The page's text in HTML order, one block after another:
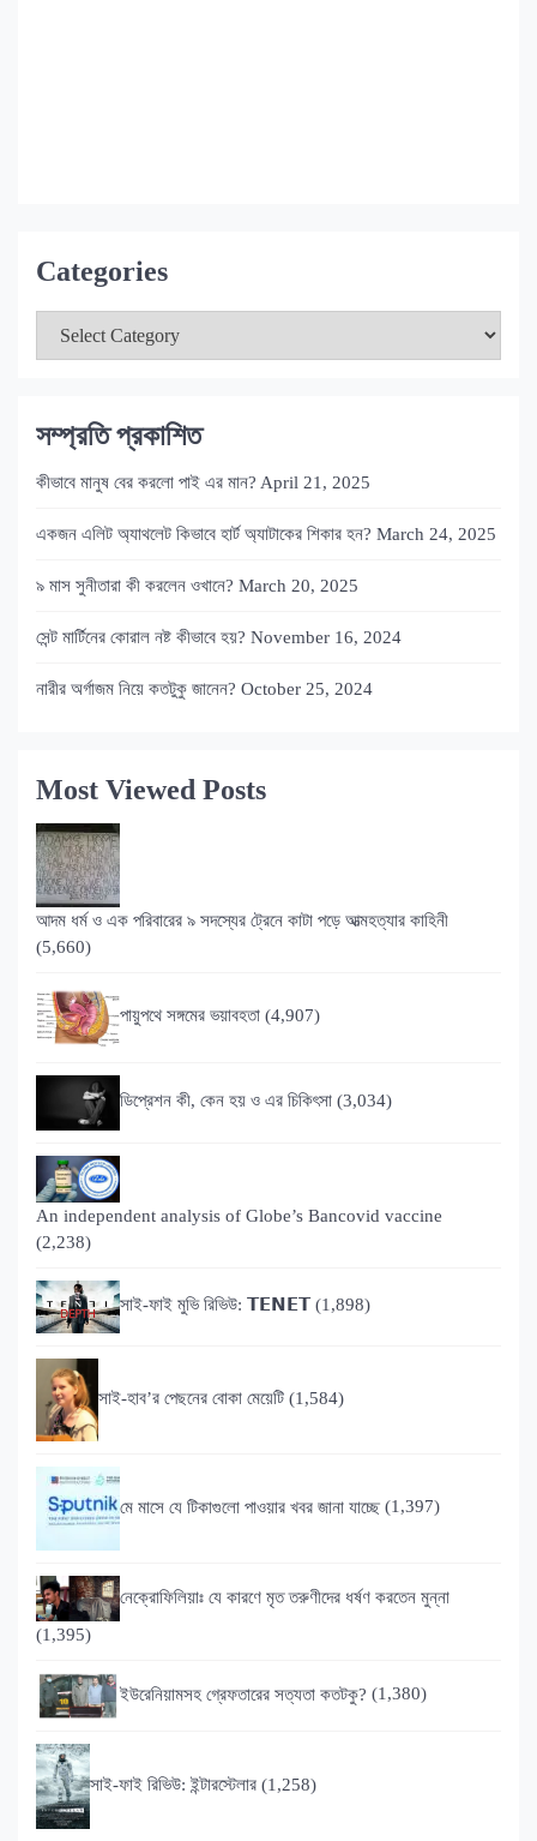
Categories
সম্প্রতি প্রকাশিত
কীভাবে মানুষ বের করলো পাই এর মান? April 21, 2025
একজন এলিট অ্যাথলেট কিভাবে হার্ট অ্যাটাকের শিকার হন? March 24, 2025
৯ মাস সুনীতারা কী করলেন ওখানে? March 20, 2025
সেন্ট মার্টিনের কোরাল নষ্ট কীভাবে হয়? November 16, 2024
নারীর অর্গাজম নিয়ে কতটুকু জানেন? October 25, 2024
Most Viewed Posts
আদম ধর্ম ও এক পরিবারের ৯ সদস্যের ট্রেনে কাটা পড়ে আত্মহত্যার কাহিনী
(5,660)
পায়ুপথে সঙ্গমের ভয়াবহতা (4,907)
ডিপ্রেশন কী, কেন হয় ও এর চিকিৎসা (3,034)
An independent analysis of Globe’s Bancovid vaccine
(2,238)
সাই-ফাই মুভি রিভিউ: 𝗧𝗘𝗡𝗘𝗧 (1,898)
সাই-হাব’র পেছনের বোকা মেয়েটি (1,584)
মে মাসে যে টিকাগুলো পাওয়ার খবর জানা যাচ্ছে (1,397)
নেক্রোফিলিয়াঃ যে কারণে মৃত তরুণীদের ধর্ষণ করতেন মুন্না
(1,395)
ইউরেনিয়ামসহ গ্রেফতারের সত্যতা কতটকু? (1,380)
সাই-ফাই রিভিউ: ইন্টারস্টেলার (1,258)